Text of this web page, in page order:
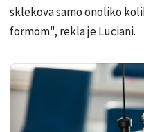
sklekova samo onoliko
formom", rekla je Luciani.